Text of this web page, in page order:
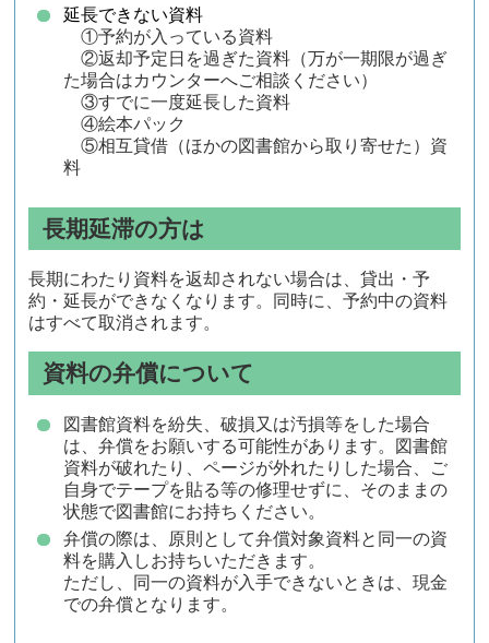
延長できない資料
①予約が入っている資料
②返却予定日を過ぎた資料（万が一期限が過ぎ
た場合はカウンターへご相談ください）
③すでに一度延長した資料
④絵本パック
⑤相互貸借（ほかの図書館から取り寄せた）資
料
長期延滞の方は
長期にわたり資料を返却されない場合は、貸出・予
約・延長ができなくなります。同時に、予約中の資料
はすべて取消されます。
資料の弁償について
図書館資料を紛失、破損又は汚損等をした場合
は、弁償をお願いする可能性があります。図書館
資料が破れたり、ページが外れたりした場合、ご
自身でテープを貼る等の修理せずに、そのままの
状態で図書館にお持ちください。
弁償の際は、原則として弁償対象資料と同一の資
料を購入しお持ちいただきます。
ただし、同一の資料が入手できないときは、現金
での弁償となります。